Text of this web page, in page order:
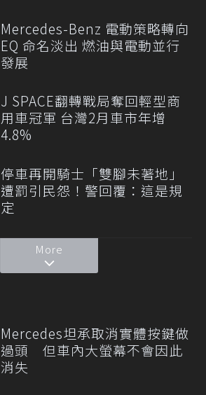
Mercedes-Benz 電動策略轉向
EQ 命名淡出 燃油與電動並行
發展
J SPACE翻轉戰局奪回輕型商
用車冠軍 台灣2月車市年增
4.8%
停車再開騎士「雙腳未著地」
遭罰引民怨！警回覆：這是規
定
More
Mercedes坦承取消實體按鍵做
過頭 但車內大螢幕不會因此
消失